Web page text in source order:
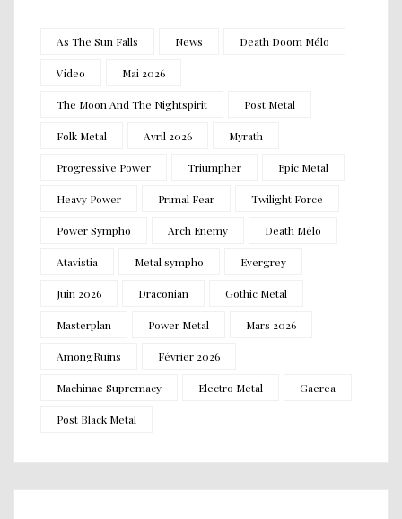
As The Sun Falls News Death Doom Mélo
Video Mai 2026
The Moon And The Nightspirit Post Metal
Folk Metal Avril 2026 Myrath
Progressive Power Triumpher Epic Metal
Heavy Power Primal Fear Twilight Force
Power Sympho Arch Enemy Death Mélo
Atavistia Metal sympho Evergrey
Juin 2026 Draconian Gothic Metal
Masterplan Power Metal Mars 2026
AmongRuins Février 2026
Machinae Supremacy Electro Metal Gaerea
Post Black Metal